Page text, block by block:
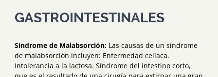
GASTROINTESTINALES
Síndrome de Malabsorción: Las causas de un síndrome
de malabsorción incluyen: Enfermedad celíaca.
Intolerancia a la lactosa. Síndrome del intestino corto,